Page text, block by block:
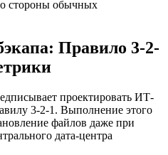
стороны обычных
Правило 3-2-
проектировать ИТ-
3-2-1. Выполнение этого
файлов даже при
дата-центра